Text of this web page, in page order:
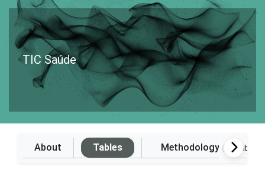
TIC Saúde
About Tables Methodology (Available